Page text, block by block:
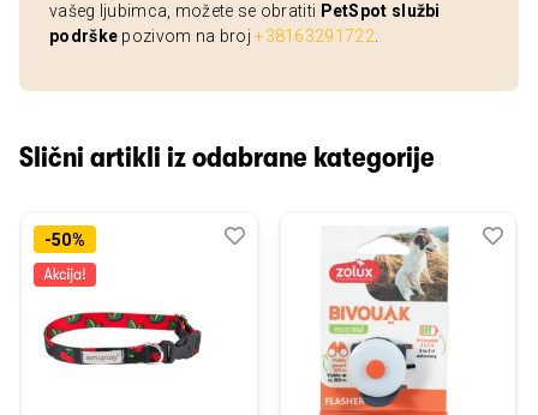
vašeg ljubimca, možete se obratiti PetSpot službi
podrške pozivom na broj+38163291722
Slični artikli iz odabrane kategorije
-50%
Dodaj
Uporedi